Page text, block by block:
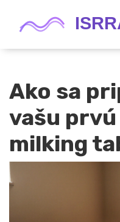
Ako sa
vašu prvú
milking